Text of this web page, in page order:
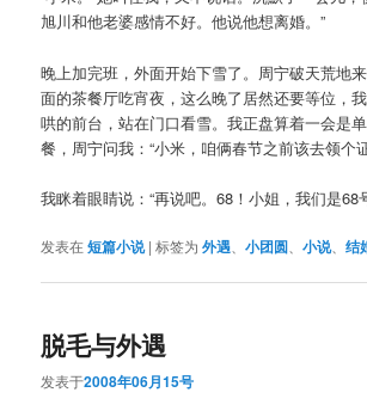
旭川和他老婆感情不好。他说他想离婚。”
晚上加完班，外面开始下雪了。周宁破天荒地
面的茶餐厅吃宵夜，这么晚了居然还要等位，
哄的前台，站在门口看雪。我正盘算着一会是
餐，周宁问我：“小米，咱俩春节之前该去领个
我眯着眼睛说：“再说吧。68！小姐，我们是68
发表在短篇小说 |标签为 外遇 、小团圆 、小说、结
脱毛与外遇
发表于2008年06月15号